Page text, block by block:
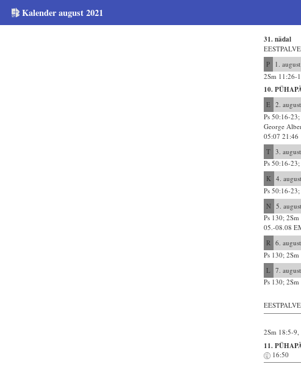
Kalender august 2021
31. nädal
P
1. august
2Sm 11:26-
10.
E 2. august
Ps 50:16-
George
05:07 21:46
T 3. august
Ps 50:16-
K 4. august
Ps 50:16-
N 5. august
Ps 130;
05.-08.08
R 6. august
Ps 130;
L 7. august
Ps 130;
2Sm 18:5-
11.
16:50